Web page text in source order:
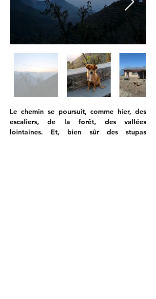
Le chemin se poursuit, comme hier, des
escaliers, de la forêt, des vallées
lointaines. Et, bien sûr des stupas